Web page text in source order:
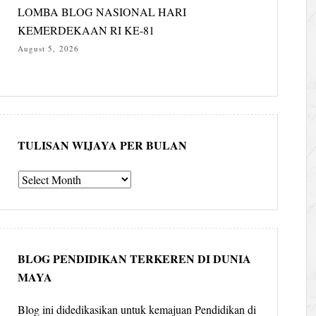
LOMBA BLOG NASIONAL HARI
KEMERDEKAAN RI KE-81
August 5, 2026
TULISAN WIJAYA PER BULAN
Tulisan
per
bulan
BLOG PENDIDIKAN TERKEREN DI DUNIA
MAYA
Blog ini didedikasikan untuk kemajuan Pendidikan di